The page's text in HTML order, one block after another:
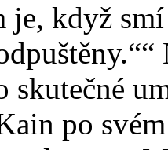
je, když
skutečné
po